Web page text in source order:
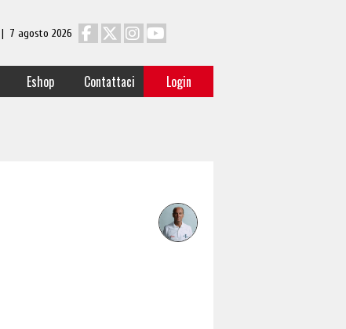
7 agosto 2026
Eshop Contattaci Login